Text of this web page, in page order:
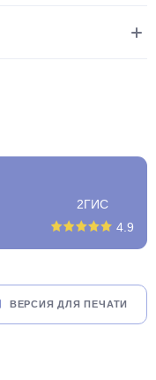
2ГИС
4.9
ВЕРСИЯ ДЛЯ ПЕЧАТИ